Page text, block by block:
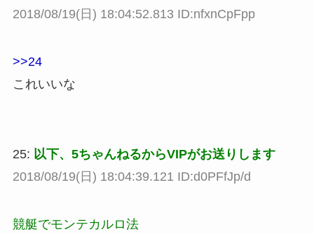
2018/08/19(日) 18:04:52.813 ID:nfxnCpFpp
>>24
これいいな
25: 以下、5ちゃんねるからVIPがお送りします
2018/08/19(日) 18:04:39.121 ID:d0PFfJp/d
競艇でモンテカルロ法